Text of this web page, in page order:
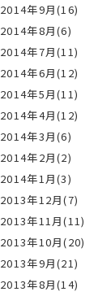
2014年9月(16)
2014年8月(6)
2014年7月(11)
2014年6月(12)
2014年5月(11)
2014年4月(12)
2014年3月(6)
2014年2月(2)
2014年1月(3)
2013年12月(7)
2013年11月(11)
2013年10月(20)
2013年9月(21)
2013年8月(14)